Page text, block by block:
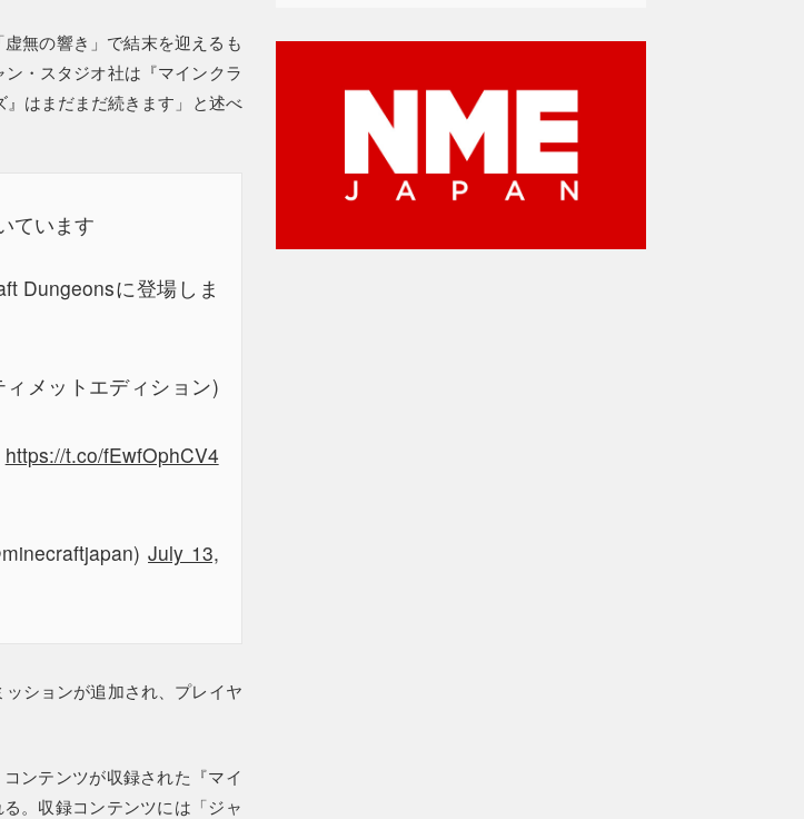
無の響き」で結末を迎えるも
・スタジオ社は『マインクラ
はまだまだ続きます」と述べ
ています
Dungeonsに登場しま
メットエディション)
https://t.co/fEwfOphCV4
July 13,
ションが追加され、プレイヤ
ンテンツが収録された『マイ
。収録コンテンツには「ジャ